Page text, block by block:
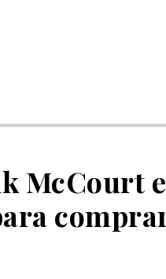
McCourt